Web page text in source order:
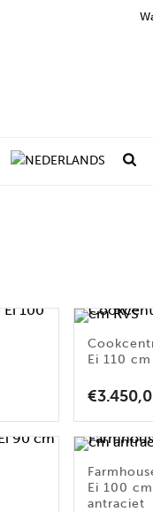
Ei 110 cm
€
Ei 100 cm
antraciet